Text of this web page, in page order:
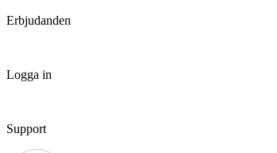
Erbjudanden
Logga in
Support